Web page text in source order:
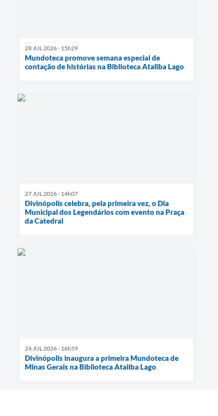
28 JUL 2026 - 15h29
Mundoteca promove semana especial de
contação de histórias na Biblioteca Ataliba Lago
27 JUL 2026 - 14h07
Divinópolis celebra, pela primeira vez, o Dia
Municipal dos Legendários com evento na Praça
da Catedral
24 JUL 2026 - 16h59
Divinópolis inaugura a primeira Mundoteca de
Minas Gerais na Biblioteca Ataliba Lago